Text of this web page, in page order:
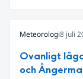
Meteorologi8 juli
Ovanligt
och